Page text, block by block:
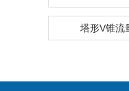
塔形V锥流